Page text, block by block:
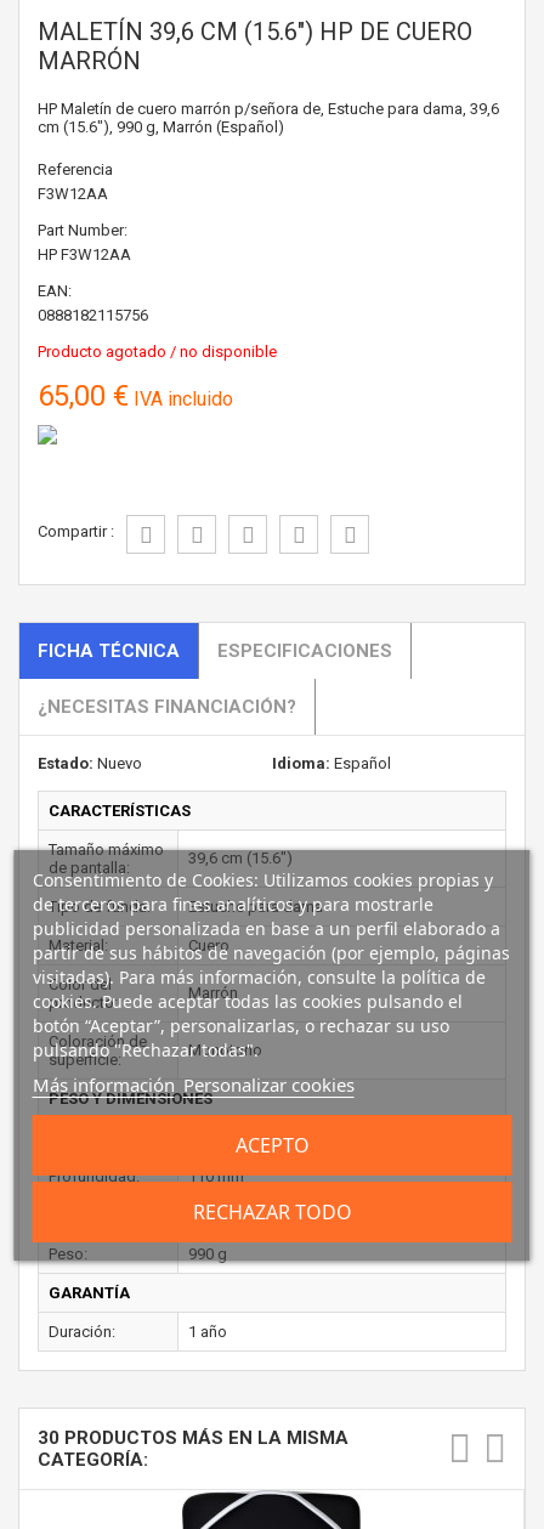
MALETÍN 39,6 CM (15.6") HP DE CUERO
MARRÓN
HP Maletín de cuero marrón p/señora de, Estuche para dama, 39,6
cm (15.6"), 990 g, Marrón (Español)
Referencia
F3W12AA
Part Number:
HP F3W12AA
EAN:
0888182115756
Producto agotado / no disponible
65,00 € IVA incluido
Compartir :
FICHA TÉCNICA ESPECIFICACIONES
¿NECESITAS FINANCIACIÓN?
Estado: Nuevo Idioma: Español
CARACTERÍSTICAS
Tamaño máximo
de pantalla:
39,6 cm (15.6")
Tipo de funda: Estuche para dama
Material: Cuero
Color del
producto:
Marrón
Coloración de
superficie:
Monótono
PESO Y DIMENSIONES
450 mm
Profundidad: 110 mm
335 mm
Peso: 990 g
GARANTÍA
Duración: 1 año
30 PRODUCTOS MÁS EN LA MISMA
CATEGORÍA:
Consentimiento de Cookies: Utilizamos cookies propias y
de terceros para fines analíticos y para mostrarle
publicidad personalizada en base a un perfil elaborado a
partir de sus hábitos de navegación (por ejemplo, páginas
visitadas). Para más información, consulte la política de
cookies. Puede aceptar todas las cookies pulsando el
botón “Aceptar”, personalizarlas, o rechazar su uso
pulsando "Rechazar todas".
Más información Personalizar cookies
RECHAZAR TODO
ACEPTO